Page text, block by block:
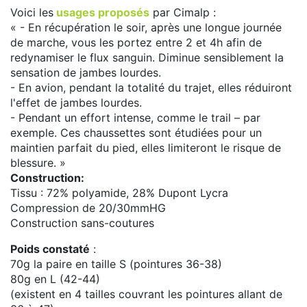
Voici les usages proposés par Cimalp :
« - En récupération le soir, après une longue journée
de marche, vous les portez entre 2 et 4h afin de
redynamiser le flux sanguin. Diminue sensiblement la
sensation de jambes lourdes.
- En avion, pendant la totalité du trajet, elles réduiront
l'effet de jambes lourdes.
- Pendant un effort intense, comme le trail – par
exemple. Ces chaussettes sont étudiées pour un
maintien parfait du pied, elles limiteront le risque de
blessure. »
Construction:
Tissu : 72% polyamide, 28% Dupont Lycra
Compression de 20/30mmHG
Construction sans-coutures
Poids constaté :
70g la paire en taille S (pointures 36-38)
80g en L (42-44)
(existent en 4 tailles couvrant les pointures allant de